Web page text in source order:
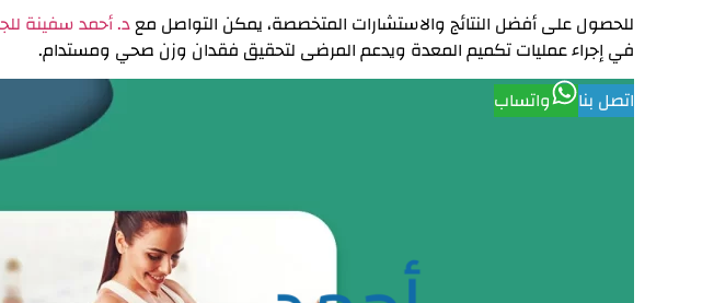
للحصول على أفضل النتائج والاستشارات المتخصصة، يمكن التواصل معد. أحمد سفينة
في إجراء عمليات تكميم المعدة ويدعم المرضى لتحقيق فقدان وزن صحي ومستدام.
اتصل بنا
واتساب